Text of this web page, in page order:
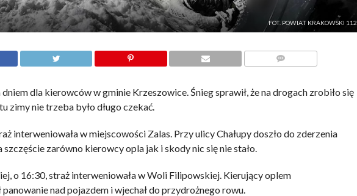
FOT. POWIAT KRAKOWSKI 112
dla kierowców w gminie Krzeszowice. Śnieg sprawił, że na drogach zrobiło się
zimy nie trzeba było długo czekać.
interweniowała w miejscowości Zalas. Przy ulicy Chałupy doszło do zderzenia
zarówno kierowcy opla jak i skody nic się nie stało.
o 16:30, straż interweniowała w Woli Filipowskiej. Kierujący oplem
nad pojazdem i wjechał do przydrożnego rowu.